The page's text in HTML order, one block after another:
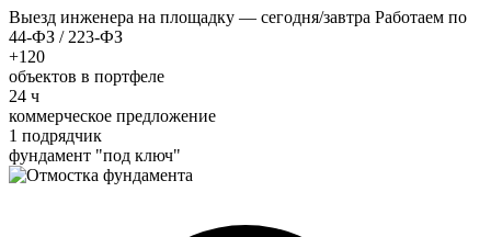
Выезд инженера на площадку — сегодня/завтра Работаем по
44-ФЗ / 223-ФЗ
+120
объектов в портфеле
24 ч
коммерческое предложение
1 подрядчик
фундамент "под ключ"